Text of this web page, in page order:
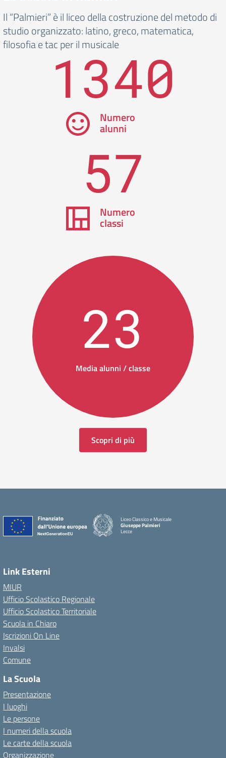
Il “Palmieri” è il liceo della costruzione del metodo di
studio organizzato: latino, greco, matematica,
filosofia e tac per il musicale
1340
Numero
alunni
57
Numero
classi
23
Media alunni / classe
Scopri di più
Liceo Classico e Musicale
Giuseppe Palmieri
Lecce
Link Esterni
MIUR
Ufficio Scolastico Regionale
Ufficio Scolastico Territoriale
Scuola in Chiaro
Iscrizioni On Line
Invalsi
Comune
La Scuola
Presentazione
I luoghi
Le persone
I numeri della scuola
Le carte della scuola
Organizzazione